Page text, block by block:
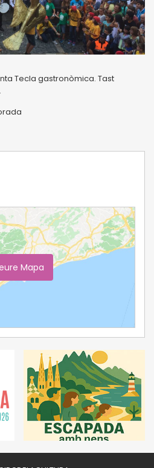
Tecla gastronòmica. Tast
Mapa